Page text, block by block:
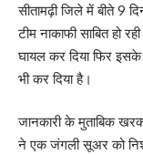
सीतामढ़ी जिले में बीते 9
टीम नाकाफी साबित हो
घायल कर दिया फिर
भी कर दिया है।
जानकारी के मुताबिक
ने एक जंगली सूअर को